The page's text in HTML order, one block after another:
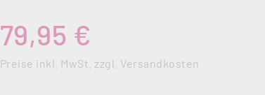
79,95 €
Preise inkl. MwSt. zzgl. Versandkosten